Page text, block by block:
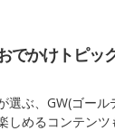
でかけトピッ
選ぶ、GW(ゴール
しめるコンテンツ